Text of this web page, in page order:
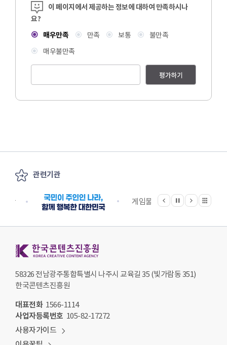
이 페이지에서 제공하는 정보에 대하여 만족하시나
요?
매우만족
만족 보통
불만족
매우불만족
평가하기
관련기관
게임물관리위원회
이전
정지
다음 관련기관 전체보기
58326 전남광주통합특별시 나주시 교육길 35 (빛가람동 351)
한국콘텐츠진흥원
대표전화 1566-1114
사업자등록번호 105-82-17272
사용자가이드